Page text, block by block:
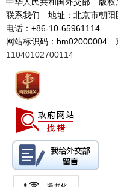
联系我们 地址：北京市朝
电话：+86-10-65961114
网站标识码：bm02000004
11040102700114